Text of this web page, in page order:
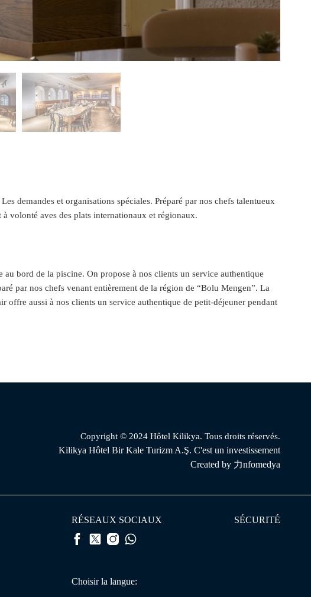
demandes et organisations spéciales. Préparé par nos chefs talentueux
volonté aves des plats internationaux et régionaux.
bord de la piscine. On propose à nos clients un service authentique
par nos chefs venant entièrement de la région de “Bolu Mengen”. La
offre aussi à nos clients un service authentique de petit-déjeuner pendant
Copyright © 2024 Hôtel Kilikya. Tous droits réservés.
Kilikya Hôtel Bir Kale Turizm A.Ş. C'est un investissement
Created by 力nfomedya
RÉSEAUX SOCIAUX
Choisir la langue:
SÉCURITÉ